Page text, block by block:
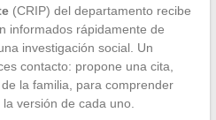
(CRIP) del departamento recibe
informados rápidamente de
investigación social. Un
contacto: propone una cita,
la familia, para comprender
versión de cada uno.